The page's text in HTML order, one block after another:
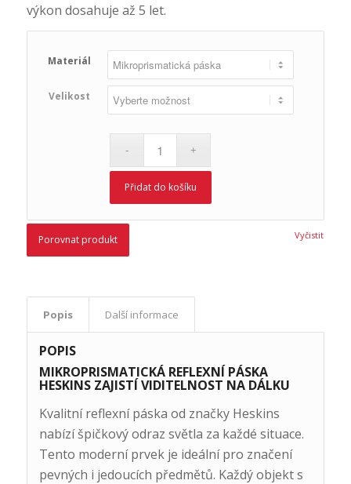
výkon dosahuje až 5 let.
Materiál
Velikost
Vyčistit
Přidat do košíku
Porovnat produkt
Popis Další informace
POPIS
MIKROPRISMATICKÁ REFLEXNÍ PÁSKA
HESKINS ZAJISTÍ VIDITELNOST NA DÁLKU
Kvalitní reflexní páska od značky Heskins
nabízí špičkový odraz světla za každé situace.
Tento moderní prvek je ideální pro značení
pevných i jedoucích předmětů. Každý objekt s